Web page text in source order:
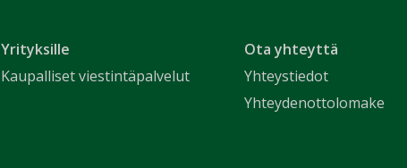
Yrityksille
Kaupalliset viestintäpalvelut
Ota yhteyttä
Yhteystiedot
Yhteydenottolomake